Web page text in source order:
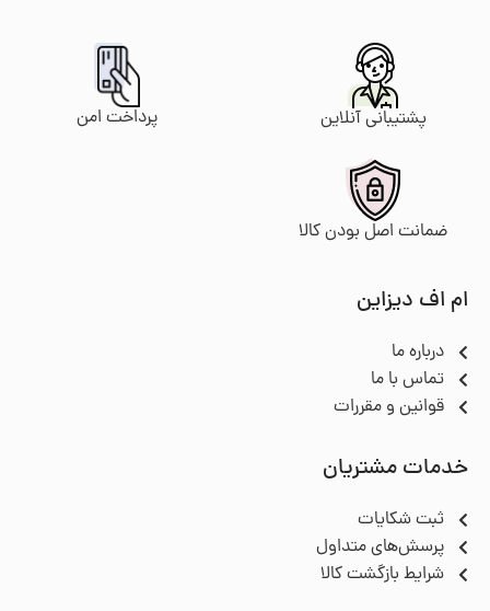
پشتیبانی آنلاین پرداخت امن
ضمانت اصل بودن کالا
ام اف دیزاین
درباره ما
تماس با ما
قوانین و مقررات
خدمات مشتریان
ثبت شکایات
پرسش‌های متداول
شرایط بازگشت کالا